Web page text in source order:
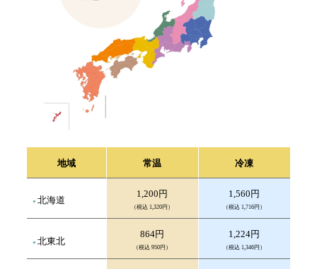
地域 常温 冷凍
北海道
1,200円
（税込 1,320円）
1,560円
（税込 1,716円）
北東北
864円
（税込 950円）
1,224円
（税込 1,346円）